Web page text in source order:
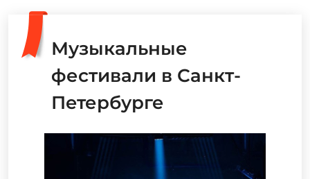
Музыкальные
фестивали в Санкт-
Петербурге